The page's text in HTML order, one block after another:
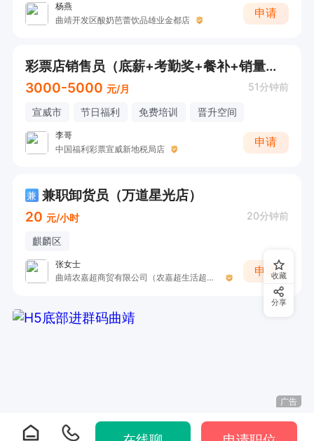
杨燕
曲靖开发区酸奶芭蕾饮品雄业金都店
申请
彩票店销售员（底薪+考勤奖+餐补+销量提成+奖金）
3000-5000 元/月 51分钟前
宣威市 节日福利 免费培训 晋升空间
李哥
中国福利彩票宣威新地税局店
申请
兼 兼职卸货员（万道星光店）
20 元/小时 20分钟前
麒麟区
张女士
曲靖农嘉超商贸有限公司（农嘉超生活超市）
申请
广告
收藏
分享